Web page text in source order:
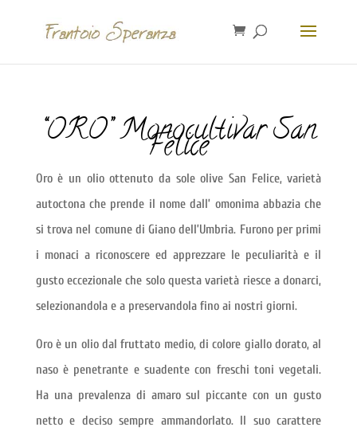
“ORO” Monocultivar San
Felice
Oro è un olio ottenuto da sole olive San Felice, varietà
autoctona che prende il nome dall’ omonima abbazia che
si trova nel comune di Giano dell’Umbria. Furono per primi
i monaci a riconoscere ed apprezzare le peculiarità e il
gusto eccezionale che solo questa varietà riesce a donarci,
selezionandola e a preservandola fino ai nostri giorni.
Oro è un olio dal fruttato medio, di colore giallo dorato, al
naso è penetrante e suadente con freschi toni vegetali.
Ha una prevalenza di amaro sul piccante con un gusto
netto e deciso sempre ammandorlato. Il suo carattere